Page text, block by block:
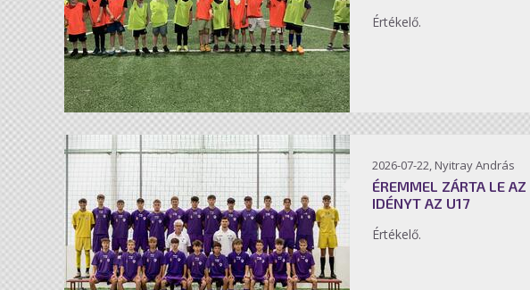
Értékelő.
2026-07-22, Nyitray András
ÉREMMEL ZÁRTA LE AZ
IDÉNYT AZ U17
Értékelő.